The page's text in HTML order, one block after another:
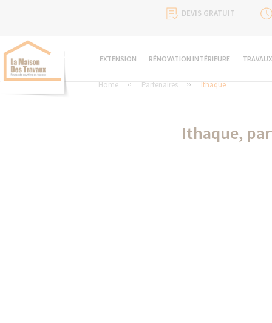
DEVIS GRATUIT
EXTENSION RÉNOVATION INTÉRIEURE
Home Partenaires Ithaque
Ithaque,